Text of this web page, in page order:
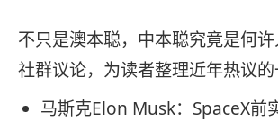
不只是澳本聪，中本聪究竟是何
社群议论，为读者整理近年热议的
马斯克Elon Musk：SpaceX前